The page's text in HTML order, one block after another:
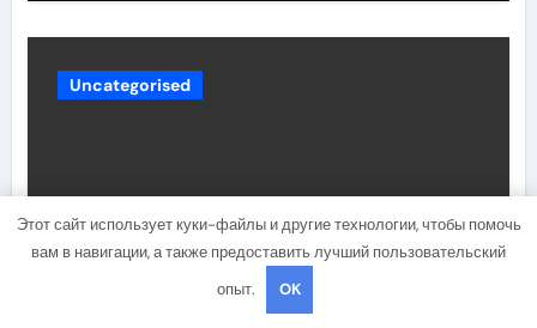
Uncategorised
Обзор проточного фильтра для
Этот сайт использует куки-файлы и другие технологии, чтобы помочь
вам в навигации, а также предоставить лучший пользовательский
опыт.
OK